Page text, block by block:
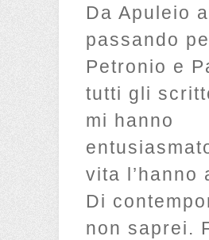
Da Apuleio
passando
Petronio e
tutti gli
mi hanno
vita l’hanno
Di
non saprei.